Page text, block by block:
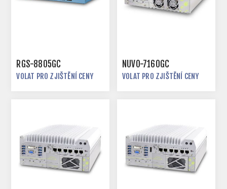
RGS-8805GC
VOLAT PRO ZJIŠTĚNÍ CENY
NUVO-7160GC
VOLAT PRO ZJIŠTĚNÍ CENY